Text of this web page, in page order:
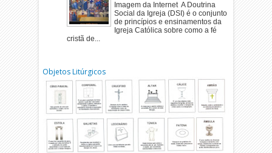
Imagem da Internet A Doutrina
Social da Igreja (DSI) é o conjunto
de princípios e ensinamentos da
Igreja Católica sobre como a fé
cristã de...
Objetos Litúrgicos